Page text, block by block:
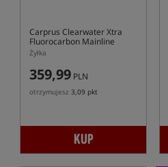
Carprus Clearwater Xtra
Fluorocarbon Mainline
Żyłka
359,99 PLN
otrzymujesz 3,09 pkt
KUP